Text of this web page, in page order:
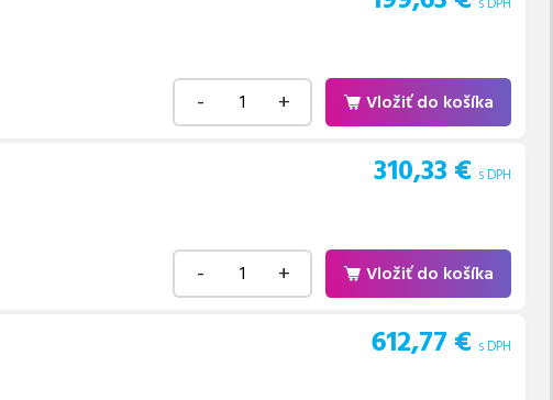
s DPH
- + Vložiť do košíka
310,33 € s DPH
- + Vložiť do košíka
612,77 € s DPH